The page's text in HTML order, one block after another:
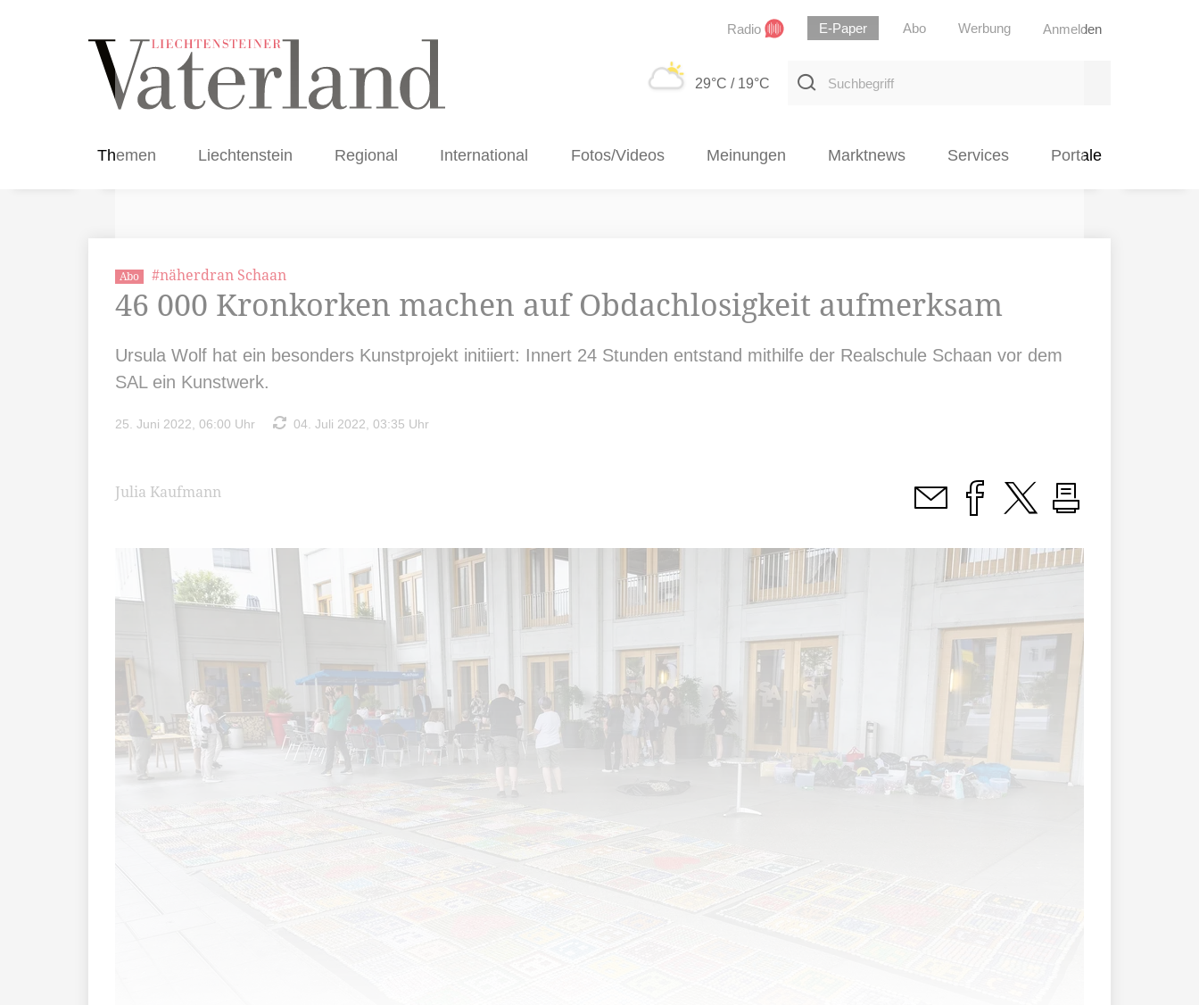
Radio E-Paper Abo Werbung Anmelden
29°C / 19°C
Suchbegriff
Themen Liechtenstein Regional International Fotos/Videos Meinungen Marktnews Services Portale
Abo #näherdran Schaan
46 000 Kronkorken machen auf Obdachlosigkeit aufmerksam
Ursula Wolf hat ein besonders Kunstprojekt initiiert: Innert 24 Stunden entstand mithilfe der Realschule Schaan vor dem
SAL ein Kunstwerk.
25. Juni 2022, 06:00 Uhr 04. Juli 2022, 03:35 Uhr
Julia Kaufmann